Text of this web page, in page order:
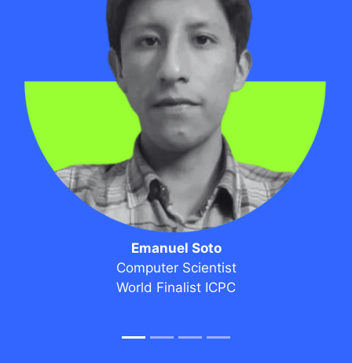
Emanuel Soto
Computer Scientist
World Finalist ICPC